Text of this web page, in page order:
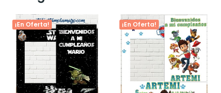
¡En Oferta! ¡En Oferta!